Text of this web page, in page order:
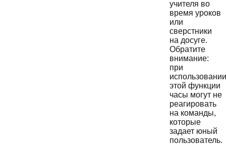
учителя во
время уроков
или
сверстники
на досуге.
Обратите
внимание:
при
использовании
этой функции
часы могут не
реагировать
на команды,
которые
задает юный
пользователь.